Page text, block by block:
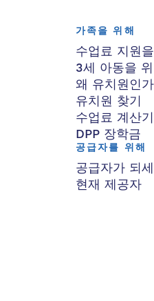
가족을 위해
수업료 지원
3세 아동을
왜 유치원인가
유치원 찾기
수업료 계산기
DPP 장학금
공급자를 위해
공급자가 되
현재 제공자